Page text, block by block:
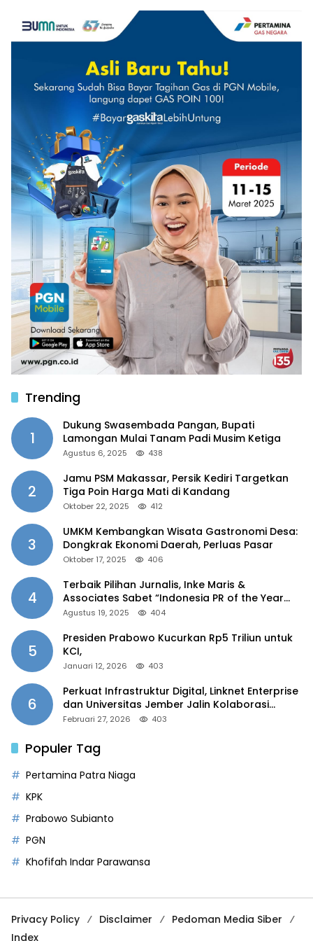
Trending
1
Dukung Swasembada Pangan, Bupati
Lamongan Mulai Tanam Padi Musim Ketiga
Agustus 6, 2025 438
2
Jamu PSM Makassar, Persik Kediri Targetkan
Tiga Poin Harga Mati di Kandang
Oktober 22, 2025 412
3
UMKM Kembangkan Wisata Gastronomi Desa:
Dongkrak Ekonomi Daerah, Perluas Pasar
Oktober 17, 2025 406
4
Terbaik Pilihan Jurnalis, Inke Maris &
Associates Sabet “Indonesia PR of the Year
2025”
Agustus 19, 2025 404
5
Presiden Prabowo Kucurkan Rp5 Triliun untuk
KCI,
Januari 12, 2026 403
6
Perkuat Infrastruktur Digital, Linknet Enterprise
dan Universitas Jember Jalin Kolaborasi
Smart Campus Berbasis AI
Februari 27, 2026 403
Populer Tag
Pertamina Patra Niaga
KPK
Prabowo Subianto
PGN
Khofifah Indar Parawansa
Privacy Policy Disclaimer
Pedoman Media Siber
Index